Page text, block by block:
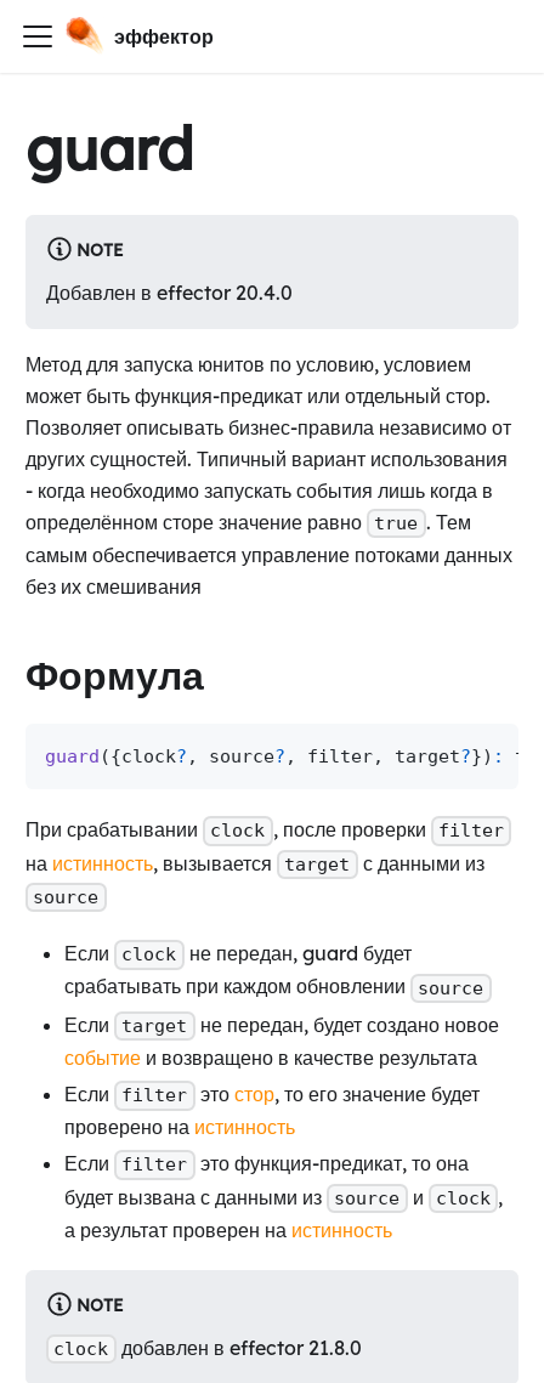
эффектор
guard
NOTE
Добавлен в effector 20.4.0
Метод для запуска юнитов по условию, условием
может быть функция-предикат или отдельный стор.
Позволяет описывать бизнес-правила независимо от
других сущностей. Типичный вариант использования
- когда необходимо запускать события лишь когда в
определённом сторе значение равно
true . Тем
самым обеспечивается управление потоками данных
без их смешивания
Формула
guard ({clock? , source? , filter, target?}) :
При срабатывании clock , после проверки filter
на истинность, вызывается target с данными из
source
Если clock
не передан, guard будет
срабатывать при каждом обновлении
source
Если target не передан, будет создано новое
событиеи возвращено в качестве результата
Если
filter это стор, то его значение будет
проверено на истинность
Если
filter
это функция-предикат, то она
будет вызвана с данными из
source и clock ,
а результат проверен на истинность
NOTE
clock добавлен в effector 21.8.0